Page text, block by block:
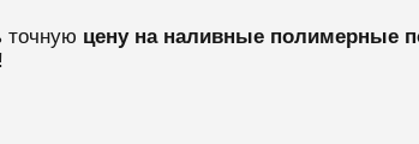
точную цену на наливные полимерные